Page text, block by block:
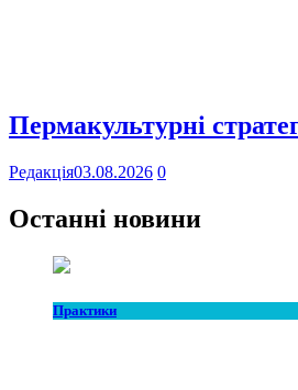
Пермакультурні
Редакція03.08.2026 0
Останні новини
Практики